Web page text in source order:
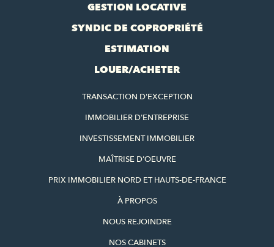
GESTION LOCATIVE
SYNDIC DE COPROPRIÉTÉ
ESTIMATION
LOUER/ACHETER
TRANSACTION D'EXCEPTION
IMMOBILIER D'ENTREPRISE
INVESTISSEMENT IMMOBILIER
MAÎTRISE D'OEUVRE
PRIX IMMOBILIER NORD ET HAUTS-DE-FRANCE
À PROPOS
NOUS REJOINDRE
NOS CABINETS